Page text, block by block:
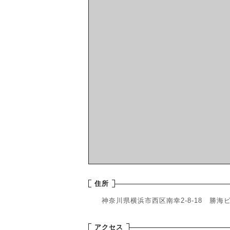
住所
神奈川県横浜市西区南幸2-8-18 勝海
アクセス